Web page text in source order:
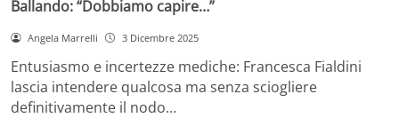
Ballando: “Dobbiamo capire…”
Angela Marrelli 3 Dicembre 2025
Entusiasmo e incertezze mediche: Francesca Fialdini
lascia intendere qualcosa ma senza sciogliere
definitivamente il nodo…